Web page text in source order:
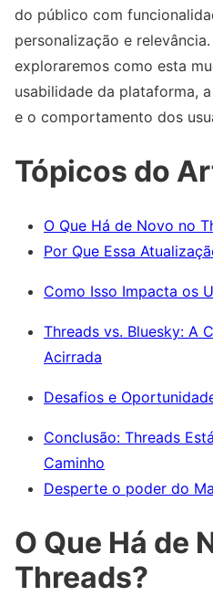
do público com
personalização e
exploraremos como esta
usabilidade da plataforma,
e o comportamento dos
Tópicos do
O Que Há de Novo no
Por Que Essa
Como Isso Impacta os
Threads vs. Bluesky: A
Acirrada
Desafios e
Conclusão: Threads
Caminho
Desperte o poder do
O Que Há de
Threads?